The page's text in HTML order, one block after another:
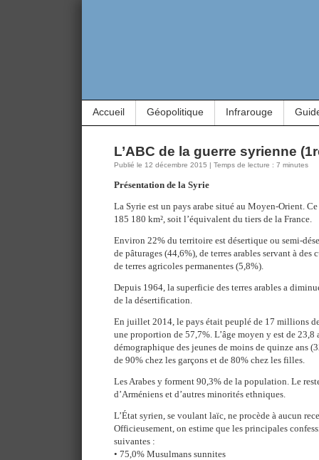
Accueil Géopolitique Infrarouge
L’ABC de la guerre syrienne
Publié le 12 décembre 2015 | Temps de lecture : 7 minutes
Présentation de la Syrie
La Syrie est un pays arabe situé au Moyen-Orient.
185 180 km², soit l’équivalent du tiers de la France.
Environ 22% du territoire est désertique ou semi-
de pâturages (44,6%), de terres arables servant à
de terres agricoles permanentes (5,8%).
Depuis 1964, la superficie des terres arables a
de la désertification.
En juillet 2014, le pays était peuplé de 17 millions de
une proportion de 57,7%. L’âge moyen y est de 23,8
démographique des jeunes de moins de quinze ans
de 90% chez les garçons et de 80% chez les filles.
Les Arabes y forment 90,3% de la population. Le
d’Arméniens et d’autres minorités ethniques.
L’État syrien, se voulant laïc, ne procède à aucun
Officieusement, on estime que les principales
suivantes :
• 75,0% Musulmans sunnites